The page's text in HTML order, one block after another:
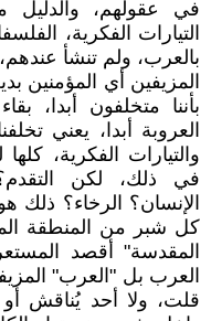
في عقولهم، والدليل
التيارات الفكرية،
بالعرب، ولم تنشأ
المزيفين أي المؤمنين
بأننا متخلفون أبدا،
العروبة أبدا، يعني
والتيارات الفكرية،
في ذلك، لكن
الإنسان؟ الرخاء؟
كل شبر من المنطقة
المقدسة" أقصد
العرب بل "العرب"
قلت، ولا أحد يُناقش أو